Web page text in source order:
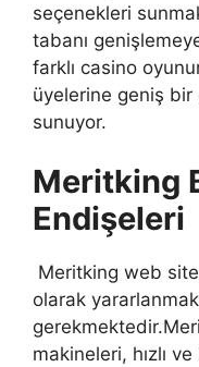
seçenekleri
tabanı
farklı casino
üyelerine geniş
sunuyor.
Meritking
Endişeleri
Meritking web
olarak
makineleri, hızlı